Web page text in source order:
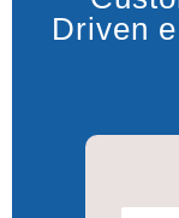
Driven